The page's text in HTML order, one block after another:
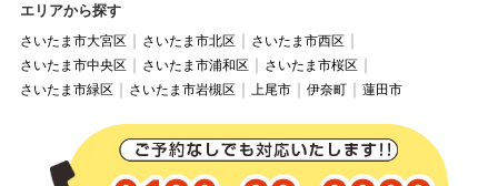
エリアから探す
さいたま市大宮区 さいたま市北区
さいたま市西区
さいたま市中央区
さいたま市浦和区
さいたま市桜区
さいたま市緑区
さいたま市岩槻区 上尾市 伊奈町 蓮田市